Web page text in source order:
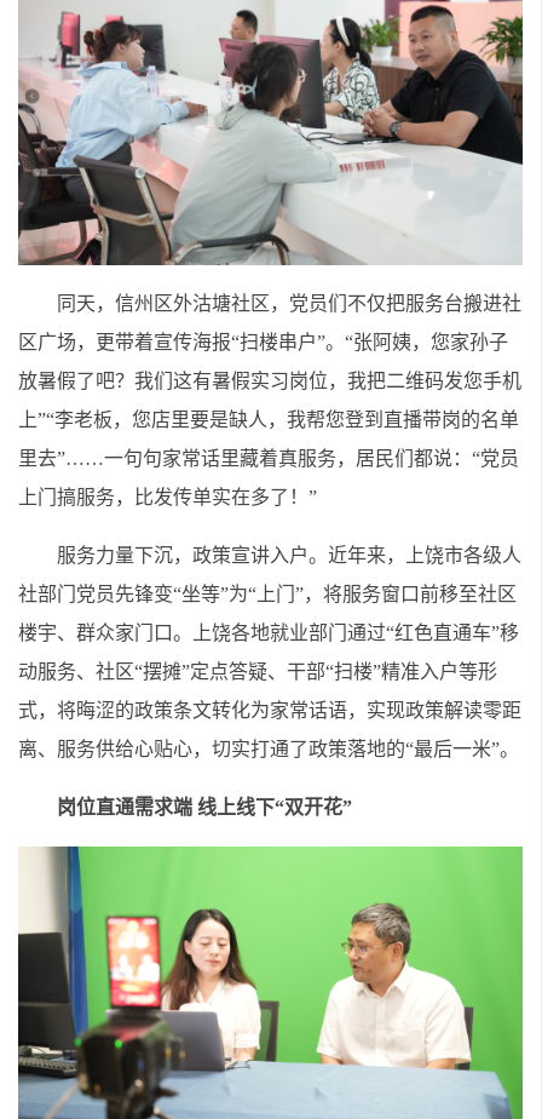
同天，信州区外沽塘社区，党员们不仅把服务台搬进社
区广场，更带着宣传海报“扫楼串户”。“张阿姨，您家孙子
放暑假了吧？我们这有暑假实习岗位，我把二维码发您手机
上”“李老板，您店里要是缺人，我帮您登到直播带岗的名单
里去”……一句句家常话里藏着真服务，居民们都说：“党员
上门搞服务，比发传单实在多了！”
服务力量下沉，政策宣讲入户。近年来，上饶市各级人
社部门党员先锋变“坐等”为“上门”，将服务窗口前移至社区
楼宇、群众家门口。上饶各地就业部门通过“红色直通车”移
动服务、社区“摆摊”定点答疑、干部“扫楼”精准入户等形
式，将晦涩的政策条文转化为家常话语，实现政策解读零距
离、服务供给心贴心，切实打通了政策落地的“最后一米”。
岗位直通需求端 线上线下“双开花”